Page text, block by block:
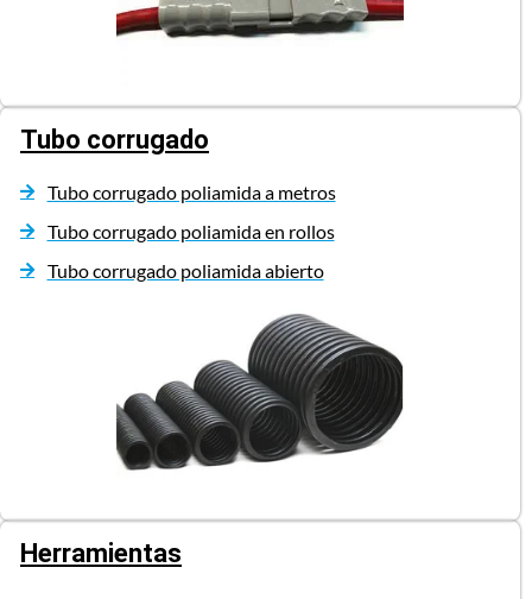
Tubo corrugado
Tubo corrugado poliamida a metros
Tubo corrugado poliamida en rollos
Tubo corrugado poliamida abierto
Herramientas